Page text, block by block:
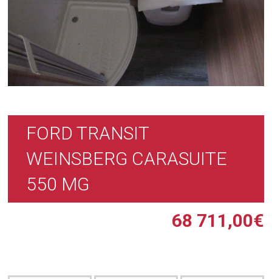
FORD TRANSIT
WEINSBERG CARASUITE
550 MG
68 711,00€